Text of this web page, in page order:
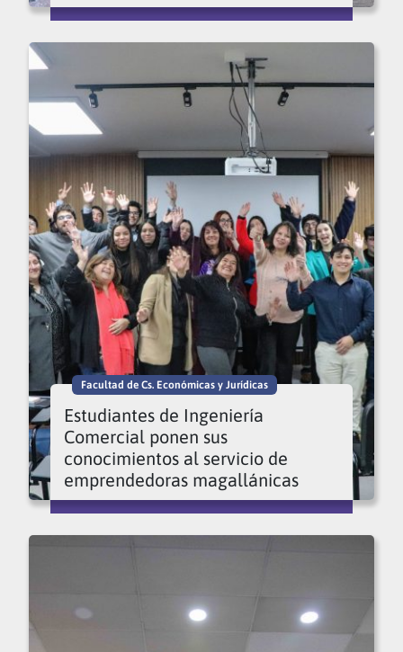
Facultad de Cs. Económicas y Jurídicas
Estudiantes de Ingeniería
Comercial ponen sus
conocimientos al servicio de
emprendedoras magallánicas